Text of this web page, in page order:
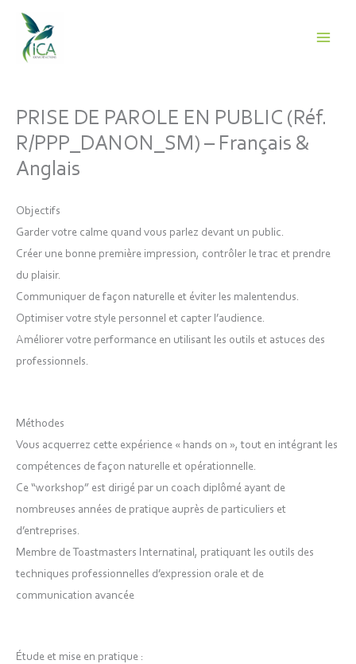
contenu
PRISE DE PAROLE EN PUBLIC (Réf.
R/PPP_DANON_SM) – Français &
Anglais
Objectifs
Garder votre calme quand vous parlez devant un public.
Créer une bonne première impression, contrôler le trac et prendre
du plaisir.
Communiquer de façon naturelle et éviter les malentendus.
Optimiser votre style personnel et capter l’audience.
Améliorer votre performance en utilisant les outils et astuces des
professionnels.
Méthodes
Vous acquerrez cette expérience « hands on », tout en intégrant les
compétences de façon naturelle et opérationnelle.
Ce “workshop” est dirigé par un coach diplômé ayant de
nombreuses années de pratique auprès de particuliers et
d’entreprises.
Membre de Toastmasters Internatinal, pratiquant les outils des
techniques professionnelles d’expression orale et de
communication avancée
Étude et mise en pratique :